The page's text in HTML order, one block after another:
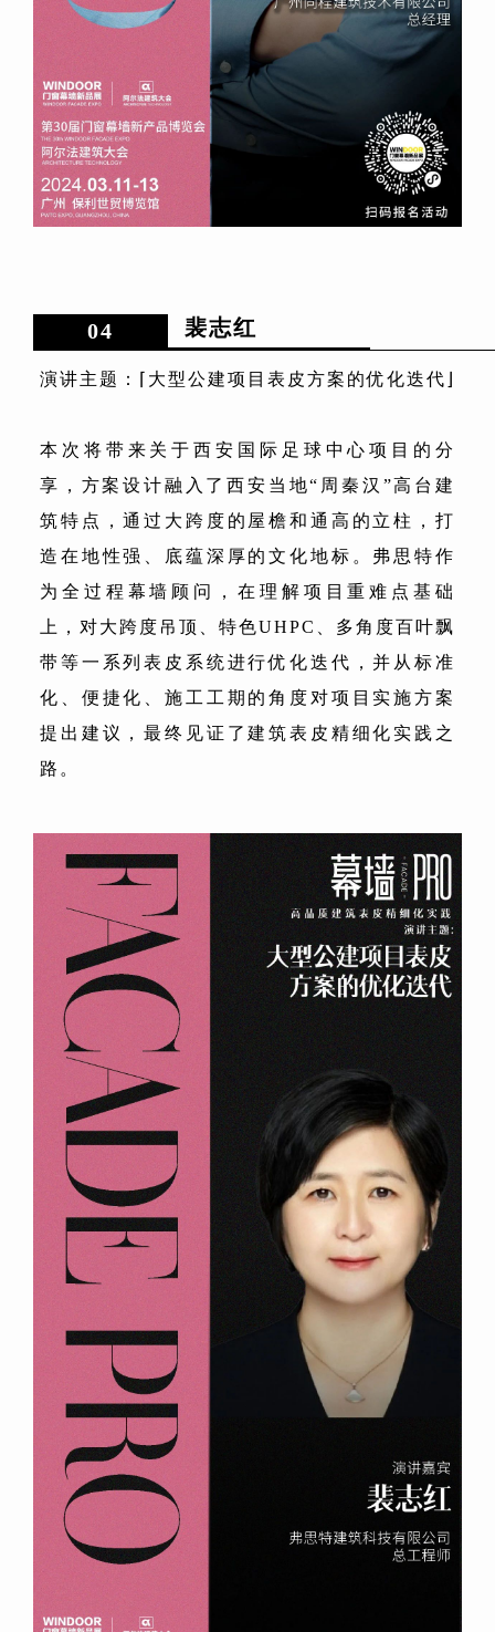
04 裴志红
演讲主题：⌈大型公建项目表皮方案的优化迭代⌋
本次将带来关于西安国际足球中心项目的分
享，方案设计融入了西安当地“周秦汉”高台建
筑特点，通过大跨度的屋檐和通高的立柱，打
造在地性强、底蕴深厚的文化地标。弗思特作
为全过程幕墙顾问，在理解项目重难点基础
上，对大跨度吊顶、特色UHPC、多角度百叶飘
带等一系列表皮系统进行优化迭代，并从标准
化、便捷化、施工工期的角度对项目实施方案
提出建议，最终见证了建筑表皮精细化实践之
路。